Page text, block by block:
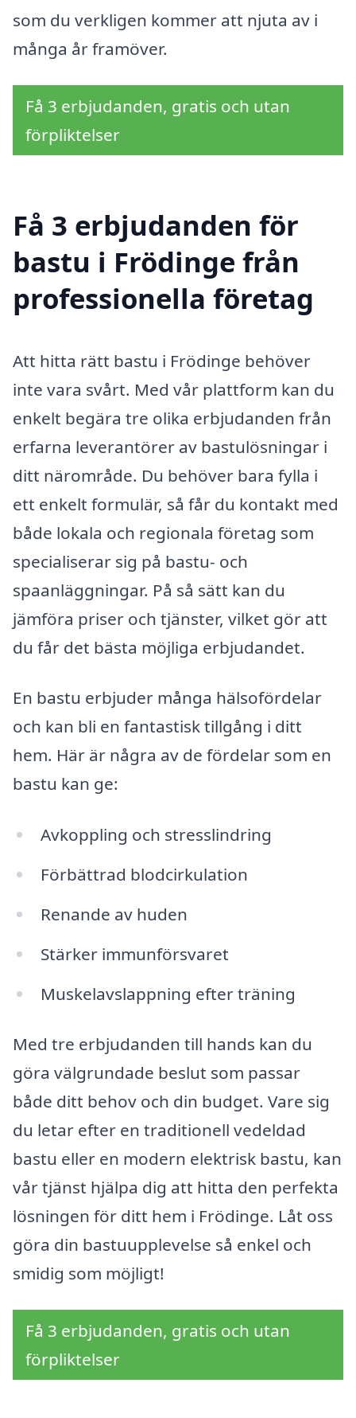
som du verkligen kommer att njuta av i
många år framöver.
Få 3 erbjudanden, gratis och utan
förpliktelser
Få 3 erbjudanden för
bastu i Frödinge från
professionella företag
Att hitta rätt bastu i Frödinge behöver
inte vara svårt. Med vår plattform kan du
enkelt begära tre olika erbjudanden från
erfarna leverantörer av bastulösningar i
ditt närområde. Du behöver bara fylla i
ett enkelt formulär, så får du kontakt med
både lokala och regionala företag som
specialiserar sig på bastu- och
spaanläggningar. På så sätt kan du
jämföra priser och tjänster, vilket gör att
du får det bästa möjliga erbjudandet.
En bastu erbjuder många hälsofördelar
och kan bli en fantastisk tillgång i ditt
hem. Här är några av de fördelar som en
bastu kan ge:
Avkoppling och stresslindring
Förbättrad blodcirkulation
Renande av huden
Stärker immunförsvaret
Muskelavslappning efter träning
Med tre erbjudanden till hands kan du
göra välgrundade beslut som passar
både ditt behov och din budget. Vare sig
du letar efter en traditionell vedeldad
bastu eller en modern elektrisk bastu, kan
vår tjänst hjälpa dig att hitta den perfekta
lösningen för ditt hem i Frödinge. Låt oss
göra din bastuupplevelse så enkel och
smidig som möjligt!
Få 3 erbjudanden, gratis och utan
förpliktelser